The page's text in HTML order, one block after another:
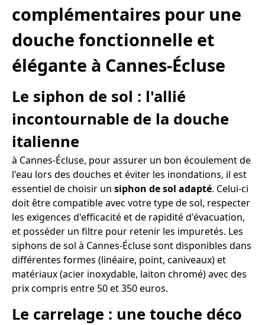
complémentaires pour une
douche fonctionnelle et
élégante à Cannes-Écluse
Le siphon de sol : l'allié
incontournable de la douche
italienne
à Cannes-Écluse, pour assurer un bon écoulement de
l'eau lors des douches et éviter les inondations, il est
essentiel de choisir un siphon de sol adapté. Celui-ci
doit être compatible avec votre type de sol, respecter
les exigences d'efficacité et de rapidité d'évacuation,
et posséder un filtre pour retenir les impuretés. Les
siphons de sol à Cannes-Écluse sont disponibles dans
différentes formes (linéaire, point, caniveaux) et
matériaux (acier inoxydable, laiton chromé) avec des
prix compris entre 50 et 350 euros.
Le carrelage : une touche déco